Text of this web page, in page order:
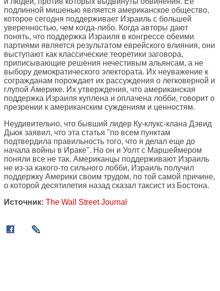
подлинной мишенью является американское общество,
которое сегодня поддерживает Израиль с большей
уверенностью, чем когда-либо. Когда авторы дают
понять, что поддержка Израиля в конгрессе обеими
партиями является результатом еврейского влияния, они
выступают как классические теоретики заговора,
приписывающие решения нечестивым альянсам, а не
выбору демократического электората. Их неуважение к
согражданам порождает их рассуждения о легковерной и
глупой Америке. Их утверждения, что американская
поддержка Израиля куплена и оплачена лобби, говорит о
презрении к американским суждениям и ценностям.
Неудивительно, что бывший лидер Ку-клукс-клана Дэвид
Дьюк заявил, что эта статья "по всем пунктам
подтвердила правильность того, что я делал еще до
начала войны в Ираке". Но он и Уолт с Маршеймером
поняли все не так. Американцы поддерживают Израиль
не из-за какого-то сильного лобби, Израиль получил
поддержку Америки своим трудом, по той самой причине,
о которой десятилетия назад сказал таксист из Бостона.
Источник: The Wall Street Journal